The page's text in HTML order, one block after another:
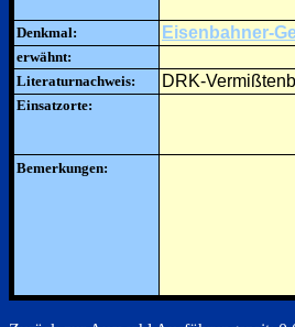
Denkmal: Eisenbahner-
erwähnt:
Literaturnachweis:
DRK-
Einsatzorte:
Bemerkungen: